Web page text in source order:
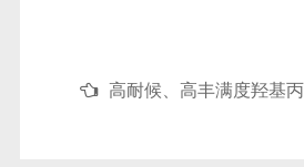
高耐候、高丰满度羟基丙烯酸PU